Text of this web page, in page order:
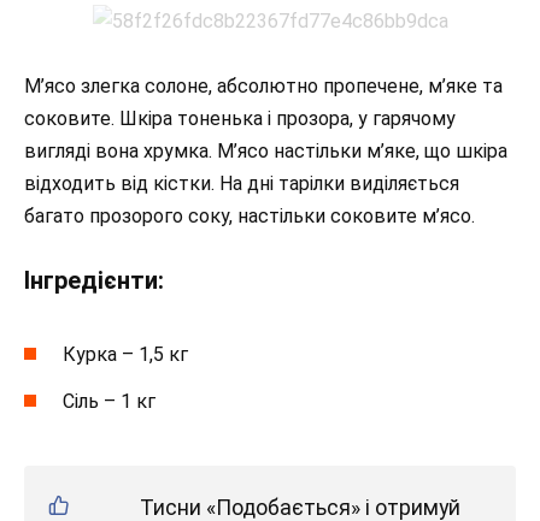
М’ясо злегка солоне, абсолютно пропечене, м’яке та
соковите. Шкіра тоненька і прозора, у гарячому
вигляді вона хрумка. М’ясо настільки м’яке, що шкіра
відходить від кістки. На дні тарілки виділяється
багато прозорого соку, настільки соковите м’ясо.
Інгредієнти:
Курка – 1,5 кг
Сіль – 1 кг
Тисни «Подобається» і отримуй